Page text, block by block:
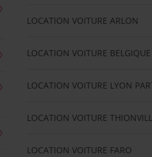
LOCATION VOITURE ARLON
LOCATION VOITURE BELGIQUE
LOCATION VOITURE LYON
LOCATION VOITURE
LOCATION VOITURE FARO